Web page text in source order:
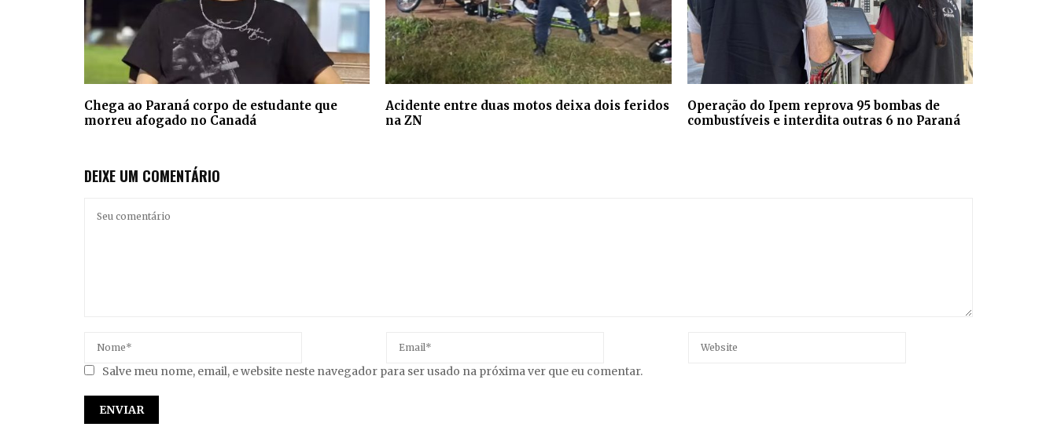
Chega ao Paraná corpo de estudante que
morreu afogado no Canadá
Acidente entre duas motos deixa dois feridos
na ZN
Operação do Ipem reprova 95 bombas de
combustíveis e interdita outras 6 no Paraná
DEIXE UM COMENTÁRIO
Salve meu nome, email, e website neste navegador para ser usado na próxima ver que eu comentar.